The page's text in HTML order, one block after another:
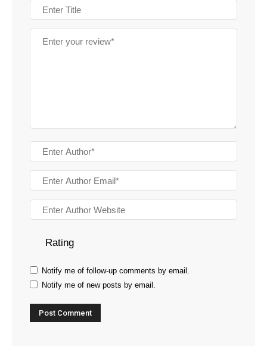
Rating
Notify me of follow-up comments by email.
Notify me of new posts by email.